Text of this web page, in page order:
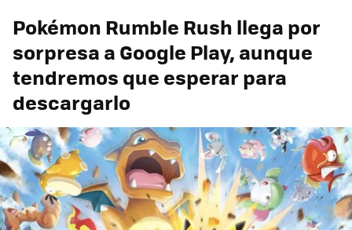
Pokémon Rumble Rush llega por
sorpresa a Google Play, aunque
tendremos que esperar para
descargarlo